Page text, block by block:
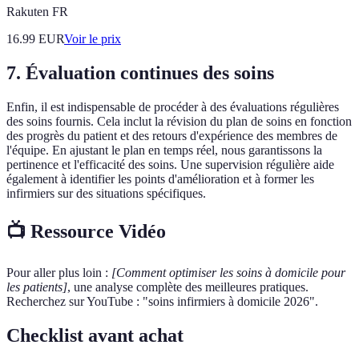
Rakuten FR
16.99 EURVoir le prix
7. Évaluation continues des soins
Enfin, il est indispensable de procéder à des évaluations régulières
des soins fournis. Cela inclut la révision du plan de soins en fonction
des progrès du patient et des retours d'expérience des membres de
l'équipe. En ajustant le plan en temps réel, nous garantissons la
pertinence et l'efficacité des soins. Une supervision régulière aide
également à identifier les points d'amélioration et à former les
infirmiers sur des situations spécifiques.
📺 Ressource Vidéo
Pour aller plus loin : [Comment optimiser les soins à domicile pour
les patients], une analyse complète des meilleures pratiques.
Recherchez sur YouTube : "soins infirmiers à domicile 2026".
Checklist avant achat